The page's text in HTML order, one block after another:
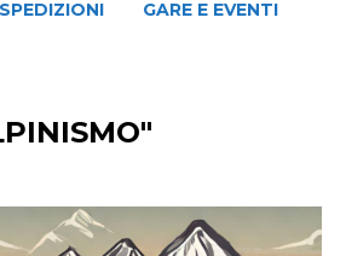
SPEDIZIONI GARE E EVENTI